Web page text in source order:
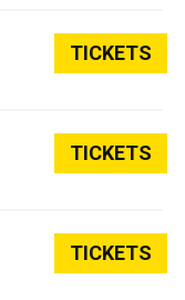
TICKETS
TICKETS
TICKETS